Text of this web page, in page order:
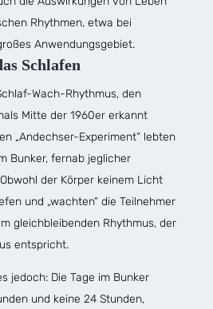
Rhythmen, etwa bei
Anwendungsgebiet.
Schlafen
Wach-Rhythmus, den
Mitte der 1960er erkannt
„Andechser-Experiment“ lebten
Bunker, fernab jeglicher
der Körper keinem Licht
und „wachten“ die Teilnehmer
gleichbleibenden Rhythmus, der
entspricht.
jedoch: Die Tage im Bunker
und keine 24 Stunden,